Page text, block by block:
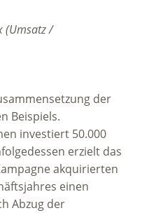
(Umsatz /
der
Beispiels.
investiert 50.000
erzielt das
akquirierten
einen
Abzug der